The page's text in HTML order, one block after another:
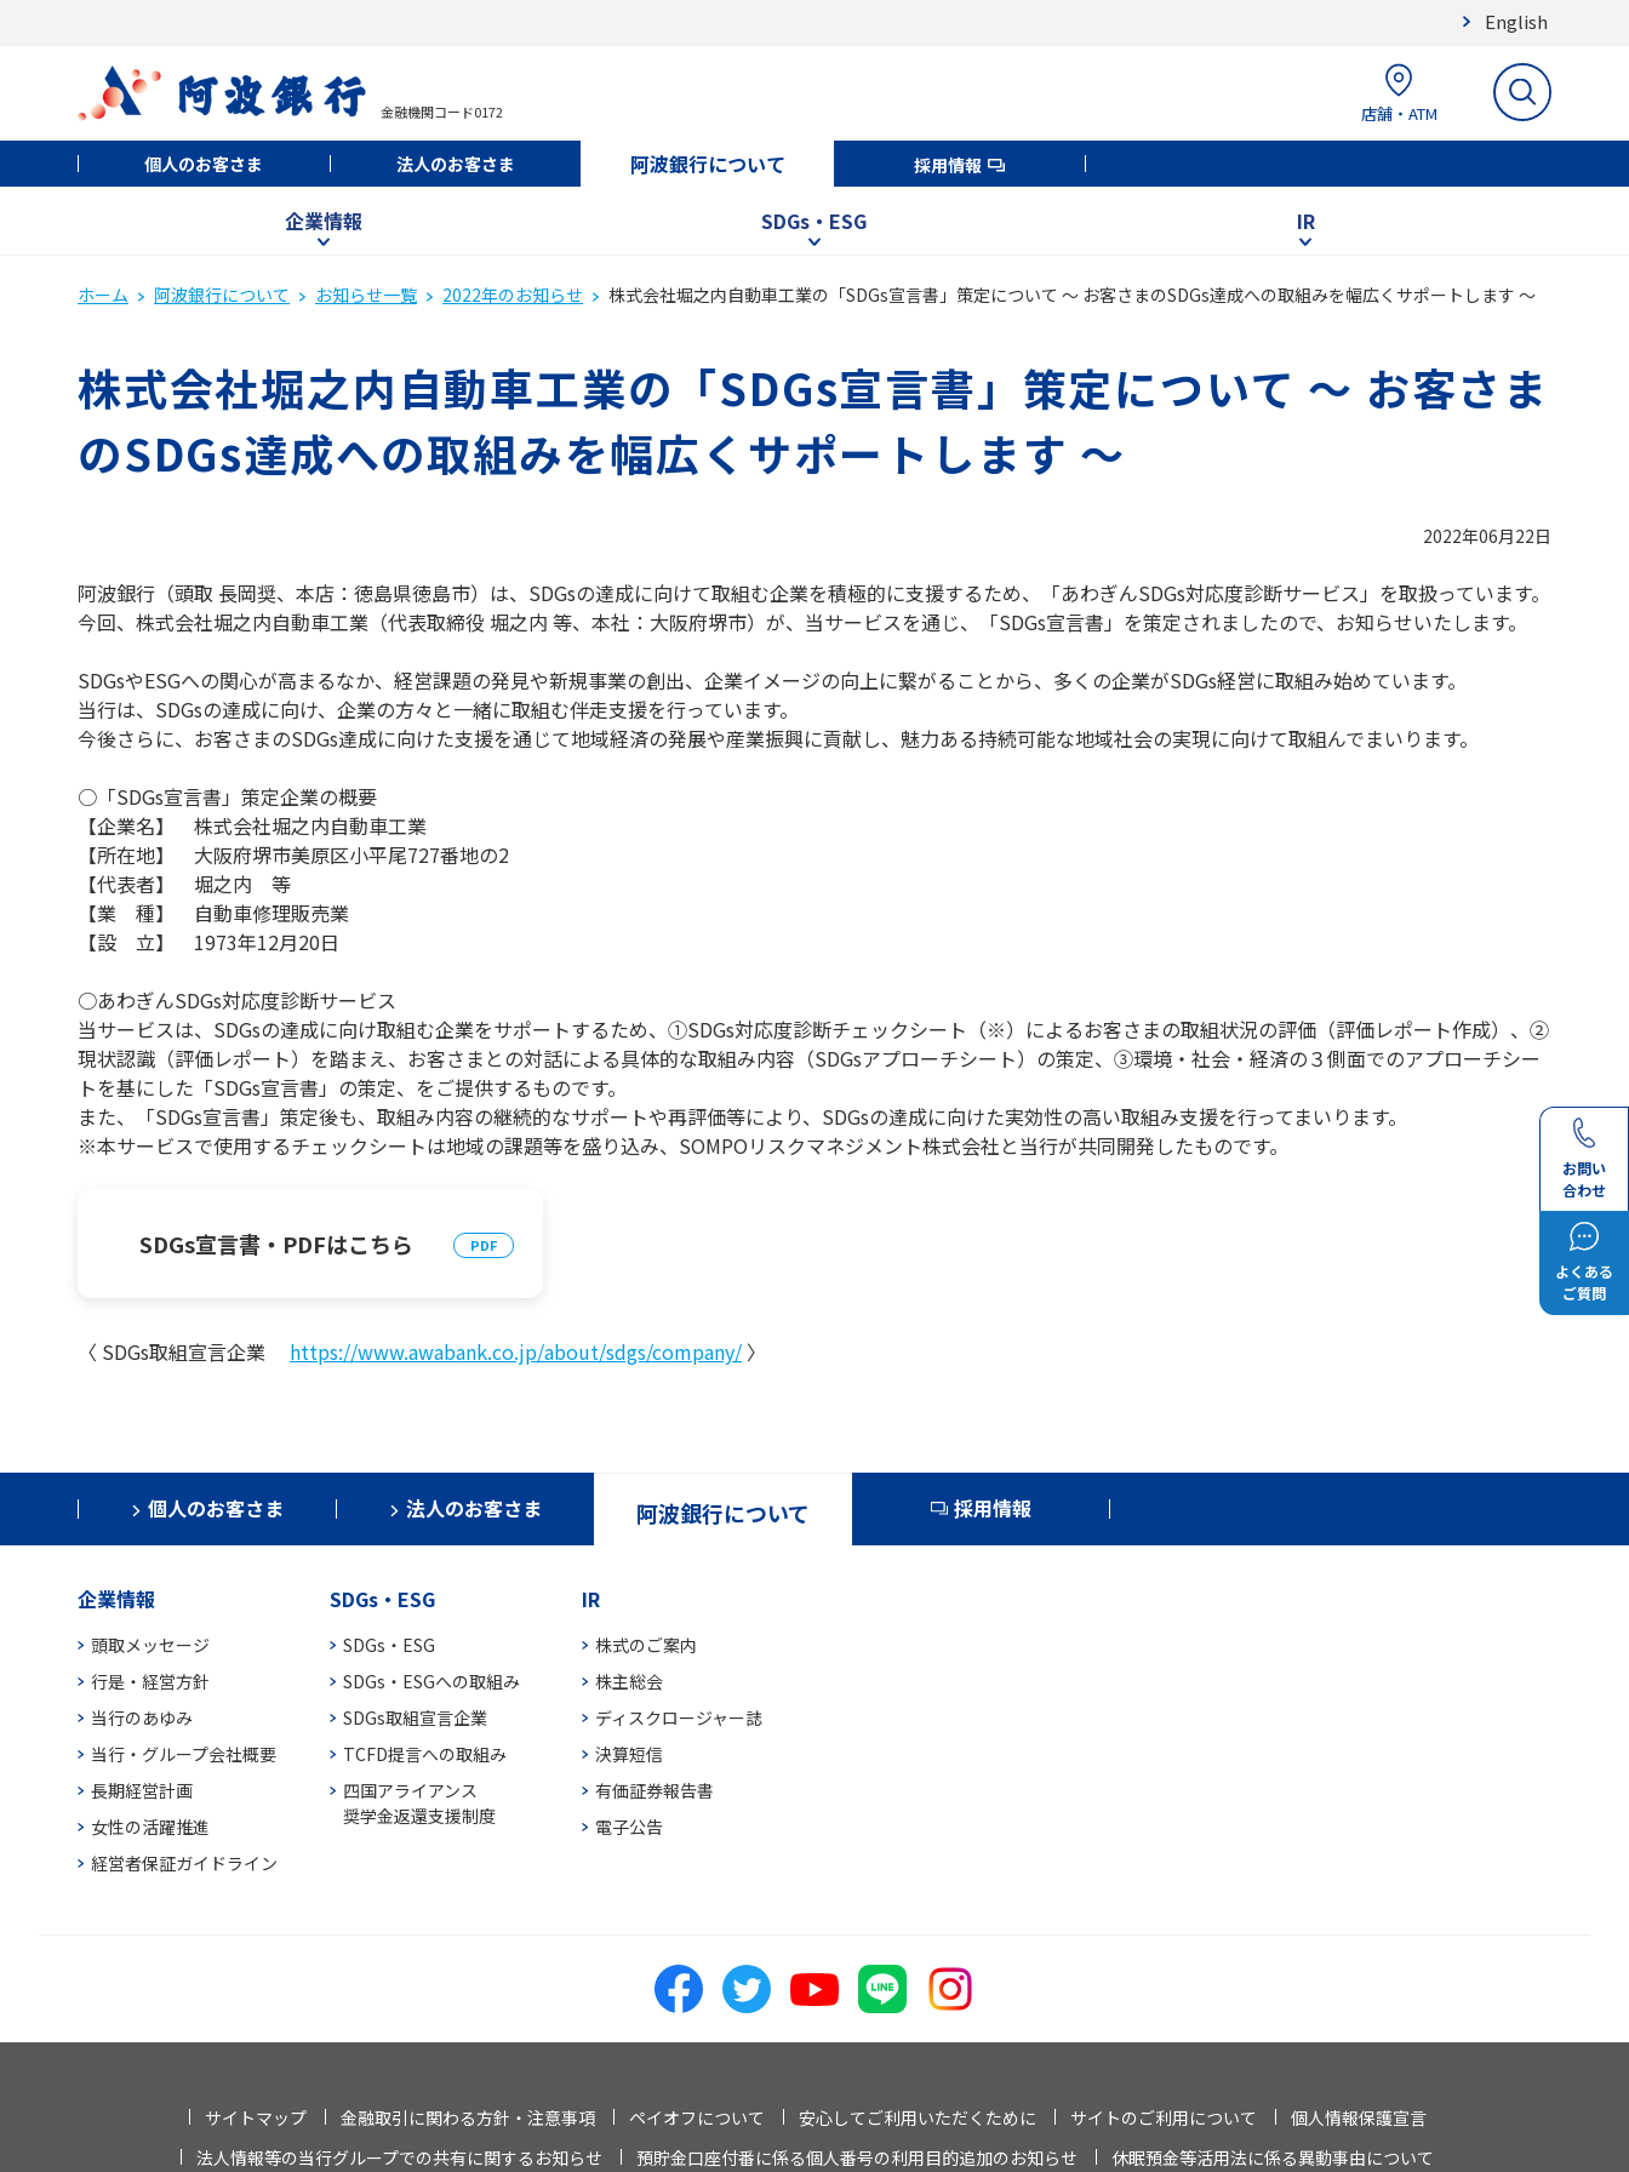
English
金融機関コード0172 店舗・ATM
個人のお客さま 法人のお客さま 阿波銀行について 採用情報
企業情報 SDGs・ESG IR
お問い
合わせ
よくある
ご質問
ホーム 阿波銀行について お知らせ一覧 2022年のお知らせ 株式会社堀之内自動車工業の「SDGs宣言書」策定について ～ お客さまのSDGs達成への取組みを幅広くサポートします ～
株式会社堀之内自動車工業の「SDGs宣言書」策定について ～ お客さま
のSDGs達成への取組みを幅広くサポートします ～
2022年06月22日
阿波銀行（頭取 長岡奨、本店：徳島県徳島市）は、SDGsの達成に向けて取組む企業を積極的に支援するため、「あわぎんSDGs対応度診断サービス」を取扱っています。
今回、株式会社堀之内自動車工業（代表取締役 堀之内 等、本社：大阪府堺市）が、当サービスを通じ、「SDGs宣言書」を策定されましたので、お知らせいたします。
SDGsやESGへの関心が高まるなか、経営課題の発見や新規事業の創出、企業イメージの向上に繋がることから、多くの企業がSDGs経営に取組み始めています。
当行は、SDGsの達成に向け、企業の方々と一緒に取組む伴走支援を行っています。
今後さらに、お客さまのSDGs達成に向けた支援を通じて地域経済の発展や産業振興に貢献し、魅力ある持続可能な地域社会の実現に向けて取組んでまいります。
○「SDGs宣言書」策定企業の概要
【企業名】 株式会社堀之内自動車工業
【所在地】 大阪府堺市美原区小平尾727番地の2
【代表者】 堀之内 等
【業 種】 自動車修理販売業
【設 立】 1973年12月20日
○あわぎんSDGs対応度診断サービス
当サービスは、SDGsの達成に向け取組む企業をサポートするため、①SDGs対応度診断チェックシート（※）によるお客さまの取組状況の評価（評価レポート作成）、②
現状認識（評価レポート）を踏まえ、お客さまとの対話による具体的な取組み内容（SDGsアプローチシート）の策定、③環境・社会・経済の３側面でのアプローチシー
トを基にした「SDGs宣言書」の策定、をご提供するものです。
また、「SDGs宣言書」策定後も、取組み内容の継続的なサポートや再評価等により、SDGsの達成に向けた実効性の高い取組み支援を行ってまいります。
※本サービスで使用するチェックシートは地域の課題等を盛り込み、SOMPOリスクマネジメント株式会社と当行が共同開発したものです。
SDGs宣言書・PDFはこちら
〈 SDGs取組宣言企業 https://www.awabank.co.jp/about/sdgs/company/ 〉
個人のお客さま 法人のお客さま 阿波銀行について 採用情報
企業情報
頭取メッセージ
行是・経営方針
当行のあゆみ
当行・グループ会社概要
長期経営計画
女性の活躍推進
経営者保証ガイドライン
SDGs・ESG
SDGs・ESG
SDGs・ESGへの取組み
SDGs取組宣言企業
TCFD提言への取組み
四国アライアンス
奨学金返還支援制度
IR
株式のご案内
株主総会
ディスクロージャー誌
決算短信
有価証券報告書
電子公告
サイトマップ 金融取引に関わる方針・注意事項 ペイオフについて 安心してご利用いただくために サイトのご利用について
個人情報保護宣言
法人情報等の当行グループでの共有に関するお知らせ
預貯金口座付番に係る個人番号の利用目的追加のお知らせ 休眠預金等活用法に係る異動事由について